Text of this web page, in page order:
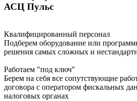
АСЦ Пульс
Квалифицированный персонал
Подберем оборудование или
решения самых сложных и
Работаем "под ключ"
Берем на себя все сопутствующие
договора с оператором фискальных
налоговых органах